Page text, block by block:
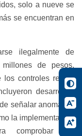
solo a nueve se
se encuentran en
ilegalmente de
de pesos,
los controles recién
desarrollos
señalar anomalías
la implementación
comprobar las